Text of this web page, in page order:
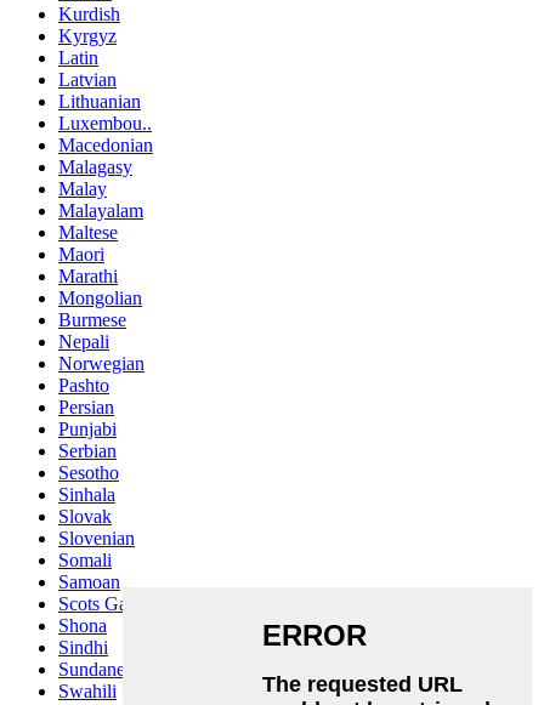
Kurdish
Kyrgyz
Latin
Latvian
Lithuanian
Luxembou..
Macedonian
Malagasy
Malay
Malayalam
Maltese
Maori
Marathi
Mongolian
Burmese
Nepali
Norwegian
Pashto
Persian
Punjabi
Serbian
Sesotho
Sinhala
Slovak
Slovenian
Somali
Samoan
Scots Gaelic
Shona
Sindhi
Sundanese
Swahili